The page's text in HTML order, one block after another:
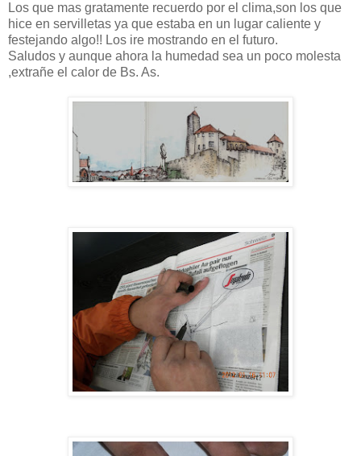
Los que mas gratamente recuerdo por el clima,son los que
hice en servilletas ya que estaba en un lugar caliente y
festejando algo!! Los ire mostrando en el futuro.
Saludos y aunque ahora la humedad sea un poco molesta
,extrañe el calor de Bs. As.